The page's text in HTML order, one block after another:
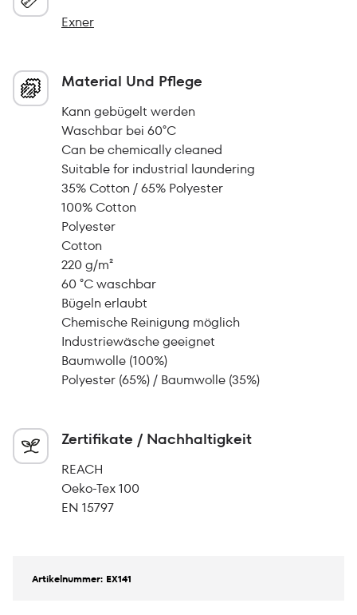
Exner
Material Und Pflege
Kann gebügelt werden
Waschbar bei 60°C
Can be chemically cleaned
Suitable for industrial laundering
35% Cotton / 65% Polyester
100% Cotton
Polyester
Cotton
220 g/m²
60 °C waschbar
Bügeln erlaubt
Chemische Reinigung möglich
Industriewäsche geeignet
Baumwolle (100%)
Polyester (65%) / Baumwolle (35%)
Zertifikate / Nachhaltigkeit
REACH
Oeko-Tex 100
EN 15797
Artikelnummer: EX141